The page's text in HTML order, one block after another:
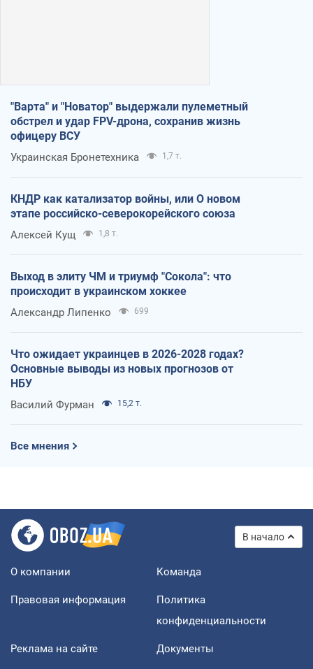
"Варта" и "Новатор" выдержали пулеметный
обстрел и удар FPV-дрона, сохранив жизнь
офицеру ВСУ
Украинская Бронетехника 1,7 т.
КНДР как катализатор войны, или О новом
этапе российско-северокорейского союза
Алексей Кущ 1,8 т.
Выход в элиту ЧМ и триумф "Сокола": что
происходит в украинском хоккее
Александр Липенко 699
Что ожидает украинцев в 2026-2028 годах?
Основные выводы из новых прогнозов от
НБУ
Василий Фурман 15,2 т.
Все мнения
В начало
О компании Команда
Правовая информация
Политика
конфиденциальности
Реклама на сайте Документы